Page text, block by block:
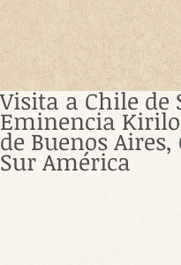
Visita a Chile de
Eminencia
de Buenos
Sur América